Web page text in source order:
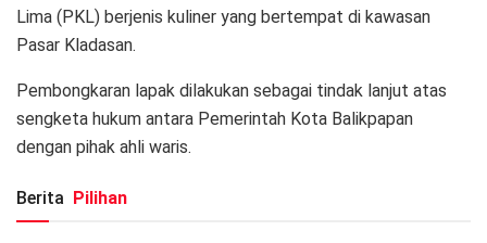
Lima (PKL) berjenis kuliner yang bertempat di kawasan
Pasar Kladasan.
Pembongkaran lapak dilakukan sebagai tindak lanjut atas
sengketa hukum antara Pemerintah Kota Balikpapan
dengan pihak ahli waris.
Berita Pilihan